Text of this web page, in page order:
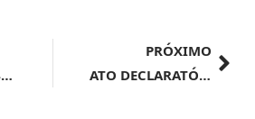
PORTARIA Nº 14.895, DE 26 DE JUNHO DE 2024
PRÓXIMO
ATO DECLARATÓRIO EXECUTIVO ALF/VCP Nº 6, DE 1º DE JUNHO DE 2024